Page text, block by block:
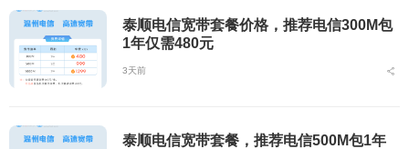
泰顺电信宽带套餐价格，推荐电信300M包
1年仅需480元
3天前
泰顺电信宽带套餐，推荐电信500M包1年